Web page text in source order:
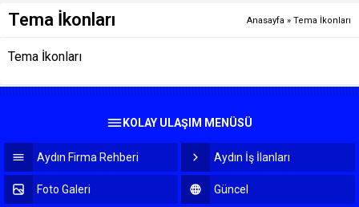
Tema İkonları Anasayfa » Tema İkonları
Tema İkonları
KOLAY ULAŞIM MENÜSÜ
Aydın Firma Rehberi Aydın İş İlanları
Foto Galeri Güncel